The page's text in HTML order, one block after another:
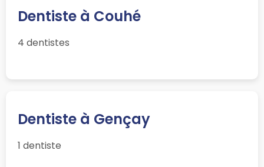
Dentiste à Couhé
4 dentistes
Dentiste à Gençay
1 dentiste